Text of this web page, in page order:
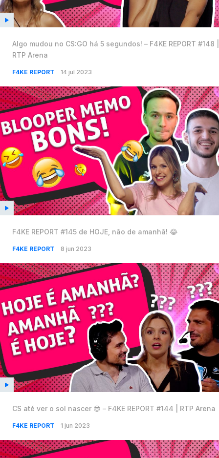
Algo mudou no CS:GO há 5 segundos! – F4KE REPORT #148 |
RTP Arena
F4KE REPORT 14 jul 2023
F4KE REPORT #145 de HOJE, não de amanhã! 😂
F4KE REPORT 8 jun 2023
CS até ver o sol nascer 😎 – F4KE REPORT #144 | RTP Arena
F4KE REPORT 1 jun 2023